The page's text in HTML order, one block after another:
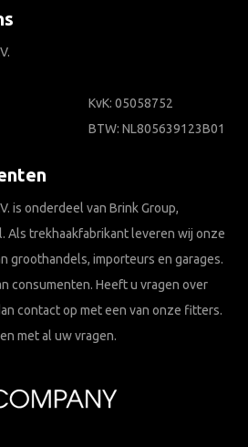
KvK: 05058752
BTW: NL805639123B01
is onderdeel van Brink Group,
Als trekhaakfabrikant leveren wij onze
groothandels, importeurs en garages.
consumenten. Heeft u vragen over
contact op met een van onze fitters.
met al uw vragen.